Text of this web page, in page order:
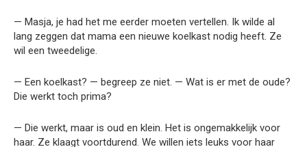
— Masja, je had het me eerder moeten vertellen. Ik wilde al
lang zeggen dat mama een nieuwe koelkast nodig heeft. Ze
wil een tweedelige.
— Een koelkast? — begreep ze niet. — Wat is er met de oude?
Die werkt toch prima?
— Die werkt, maar is oud en klein. Het is ongemakkelijk voor
haar. Ze klaagt voortdurend. We willen iets leuks voor haar